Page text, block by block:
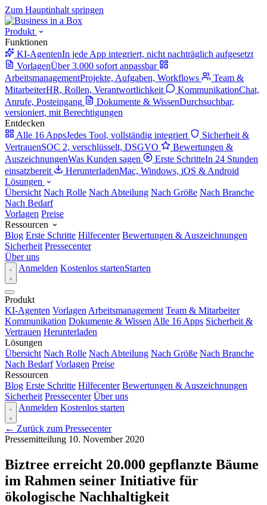
Zum Hauptinhalt springen
Produkt
Funktionen
KI-AgentenIn jede App integriert, nicht nachträglich aufgesetzt
VorlagenÜber 3.000 sofort anpassbar
ArbeitsmanagementProjekte, Aufgaben, Workflows
Team &
MitarbeiterHR, Rollen, Verantwortlichkeit KommunikationChat,
Anrufe, Posteingang
Dokumente & WissenDurchsuchbar,
versioniert, mit Berechtigungen
Entdecken
Alle 16 AppsJedes Tool, vollständig integriert
Sicherheit &
VertrauenSOC 2, verschlüsselt, DSGVO
Bewertungen &
AuszeichnungenWas Kunden sagen Erste SchritteIn 24 Stunden
einsatzbereit
HerunterladenMac, Windows, iOS & Android
Lösungen
Übersicht Nach Rolle Nach Abteilung Nach Größe Nach Branche
Nach Bedarf
Vorlagen Preise
Ressourcen
Blog Erste Schritte Hilfecenter Bewertungen & Auszeichnungen
Sicherheit Pressecenter
Über uns
Anmelden Kostenlos startenStarten
Produkt
KI-Agenten Vorlagen Arbeitsmanagement Team & Mitarbeiter
Kommunikation Dokumente & Wissen Alle 16 Apps Sicherheit &
Vertrauen Herunterladen
Lösungen
Übersicht Nach Rolle Nach Abteilung Nach Größe Nach Branche
Nach Bedarf Vorlagen Preise
Ressourcen
Blog Erste Schritte Hilfecenter Bewertungen & Auszeichnungen
Sicherheit Pressecenter Über uns
Anmelden Kostenlos starten
← Zurück zum Pressecenter
Pressemitteilung 10. November 2020
Biztree erreicht 20.000 gepflanzte Bäume
im Rahmen seiner Initiative für
ökologische Nachhaltigkeit